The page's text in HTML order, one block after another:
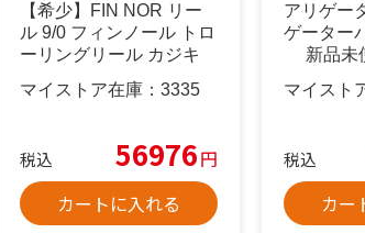
【希少】FIN NOR リー
ル 9/0 フィンノール トロ
ーリングリール カジキ
マイストア在庫： 3335
税込 56976円
カートに入れる
アリゲー
ゲーター
新品未
マイスト
税込
カー